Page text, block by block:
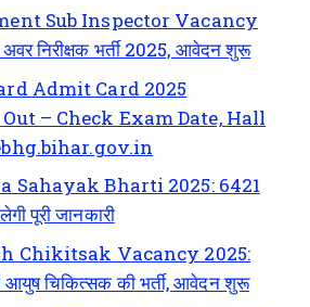
Sub Inspector Vacancy
अवर निरीक्षक भर्ती 2025, आवेदन शुरू
Admit Card 2025
– Check Exam Date, Hall
Bharti 2025: 6421
पूरी जानकारी
Chikitsak Vacancy 2025:
में आयुष चिकित्सक की भर्ती, आवेदन शुरू